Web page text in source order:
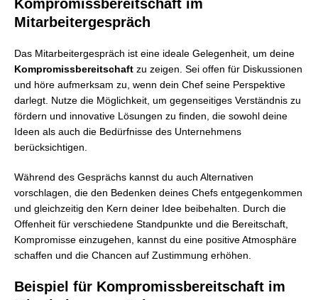
Kompromissbereitschaft im
Mitarbeitergespräch
Das Mitarbeitergespräch ist eine ideale Gelegenheit, um deine
Kompromissbereitschaft zu zeigen. Sei offen für Diskussionen
und höre aufmerksam zu, wenn dein Chef seine Perspektive
darlegt. Nutze die Möglichkeit, um gegenseitiges Verständnis zu
fördern und innovative Lösungen zu finden, die sowohl deine
Ideen als auch die Bedürfnisse des Unternehmens
berücksichtigen.
Während des Gesprächs kannst du auch Alternativen
vorschlagen, die den Bedenken deines Chefs entgegenkommen
und gleichzeitig den Kern deiner Idee beibehalten. Durch die
Offenheit für verschiedene Standpunkte und die Bereitschaft,
Kompromisse einzugehen, kannst du eine positive Atmosphäre
schaffen und die Chancen auf Zustimmung erhöhen.
Beispiel für Kompromissbereitschaft im